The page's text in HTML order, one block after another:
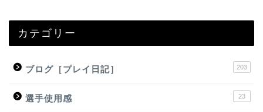
カテゴリー
ブログ［プレイ日記］ 203
選手使用感 23